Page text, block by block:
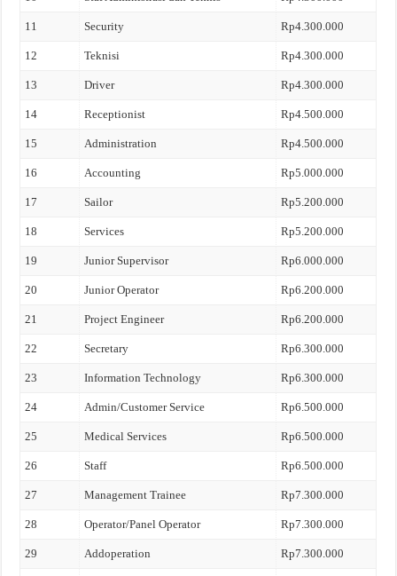
11 Security Rp4.300.000
12 Teknisi Rp4.300.000
13 Driver Rp4.300.000
14 Receptionist Rp4.500.000
15 Administration Rp4.500.000
16 Accounting Rp5.000.000
17 Sailor Rp5.200.000
18 Services Rp5.200.000
19 Junior Supervisor Rp6.000.000
20 Junior Operator Rp6.200.000
21 Project Engineer Rp6.200.000
22 Secretary Rp6.300.000
23 Information Technology Rp6.300.000
24 Admin/Customer Service Rp6.500.000
25 Medical Services Rp6.500.000
26 Staff Rp6.500.000
27 Management Trainee Rp7.300.000
28 Operator/Panel Operator Rp7.300.000
29 Addoperation Rp7.300.000